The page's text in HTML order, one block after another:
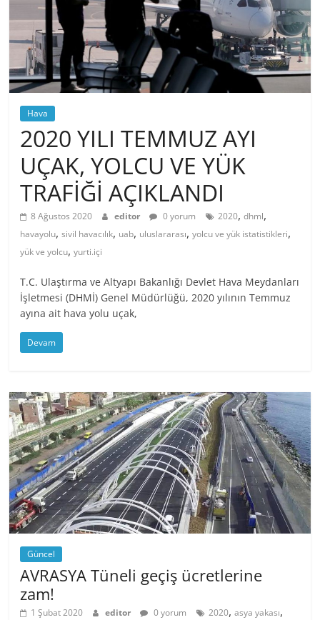
Hava
2020 YILI TEMMUZ AYI
UÇAK, YOLCU VE YÜK
TRAFİĞİ AÇIKLANDI
8 Ağustos 2020 editor 0 yorum 2020,dhml,
havayolu,sivil havacılık, uab, uluslararası,yolcu ve yük istatistikleri,
yük ve yolcu,yurti.içi
T.C. Ulaştırma ve Altyapı Bakanlığı Devlet Hava Meydanları
İşletmesi (DHMİ) Genel Müdürlüğü, 2020 yılının Temmuz
ayına ait hava yolu uçak,
Devam
Güncel
AVRASYA Tüneli geçiş ücretlerine
zam!
1 Şubat 2020 editor 0 yorum 2020,asya yakası,